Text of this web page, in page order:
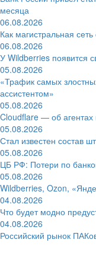
месяца
06.08.2026
Как магистральная
06.08.2026
У Wildberries появится
05.08.2026
«Трафик самых
ассистентом»
05.08.2026
Cloudflare — об
05.08.2026
Стал известен состав
05.08.2026
ЦБ РФ: Потери по
05.08.2026
Wildberries, Ozon,
04.08.2026
Что будет модно
04.08.2026
Российский рынок